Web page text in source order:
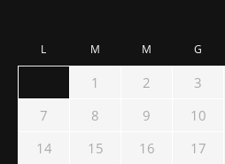
L M M G
1 2 3
7
8 9 10
14
15 16 17